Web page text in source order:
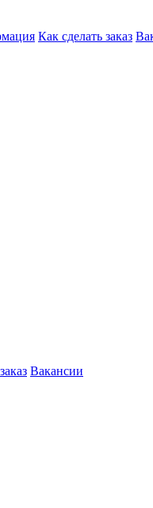
Как сделать заказ
Вакансии